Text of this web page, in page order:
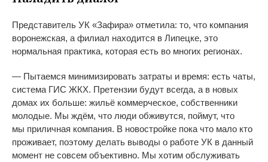
Представитель УК «Зафира» отметила: то, что компания
воронежская, а филиал находится в Липецке, это
нормальная практика, которая есть во многих регионах.
— Пытаемся минимизировать затраты и время: есть чаты,
система ГИС ЖКХ. Претензии будут всегда, а в новых
домах их больше: жильё коммерческое, собственники
молодые. Мы ждём, что люди обживутся, поймут, что
мы приличная компания. В новостройке пока что мало кто
проживает, поэтому делать выводы о работе УК в данный
момент не совсем объективно. Мы хотим обслуживать